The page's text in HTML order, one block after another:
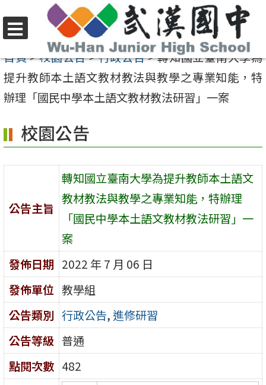
至
要
內
區
選
單
首頁>校園公告>行政公告>轉知國立臺南大學為
提升教師本土語文教材教法與教學之專業知能，特
辦理「國民中學本土語文教材教法研習」一案
校園公告
公告主旨
轉知國立臺南大學為提升教師本土語文
教材教法與教學之專業知能，特辦理
「國民中學本土語文教材教法研習」一
案
發佈日期 2022 年 7 月 06 日
發佈單位 教學組
公告類別 行政公告,進修研習
公告等級 普通
點閱次數 482